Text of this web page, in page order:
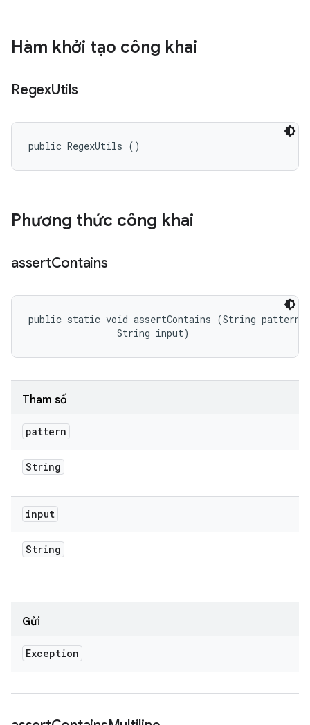
Hàm khởi tạo công khai
RegexUtils
public RegexUtils ()
Phương thức công khai
assertContains
public static void assertContains (String
                String input)
Tham số
pattern
String
input
String
Gửi
Exception